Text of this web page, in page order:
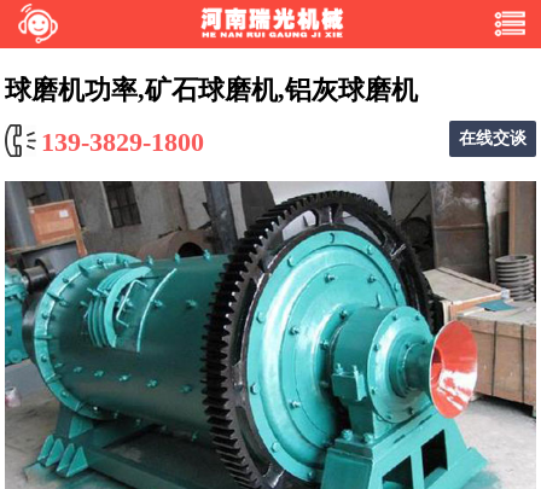
球磨机功率,矿石球磨机,铝灰球磨机
139-3829-1800
在线交谈